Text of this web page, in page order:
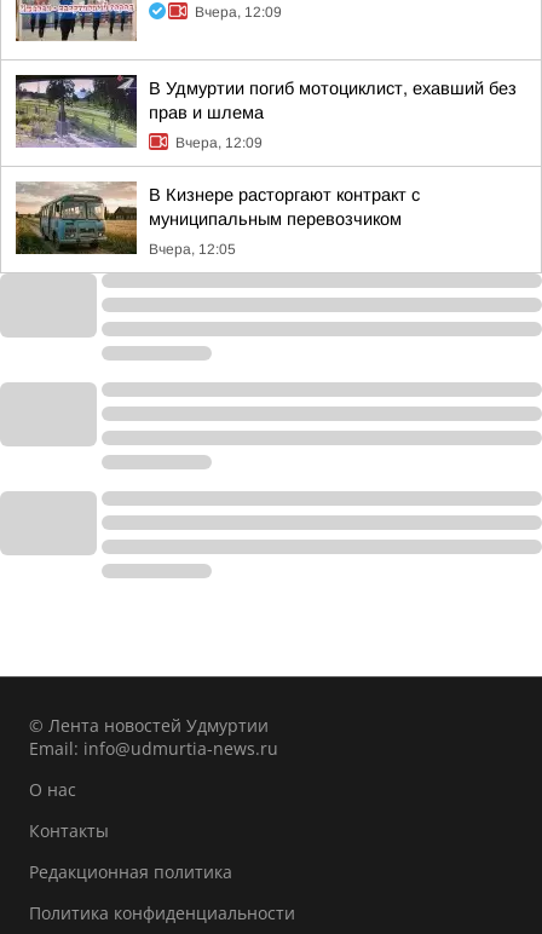
Вчера, 12:09
В Удмуртии погиб мотоциклист, ехавший без
прав и шлема
Вчера, 12:09
В Кизнере расторгают контракт с
муниципальным перевозчиком
Вчера, 12:05
© Лента новостей Удмуртии
Email: info@udmurtia-news.ru
О нас
Контакты
Редакционная политика
Политика конфиденциальности